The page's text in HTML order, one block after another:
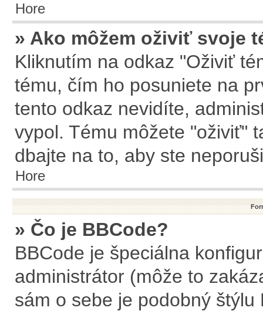
Hore
» Ako môžem oživiť svoje
Kliknutím na odkaz "Oživiť
tému, čím ho posuniete na
tento odkaz nevidíte,
vypol. Tému môžete "oživiť"
dbajte na to, aby ste
Hore
» Čo je BBCode?
BBCode je špeciálna
administrátor (môže to
sám o sebe je podobný